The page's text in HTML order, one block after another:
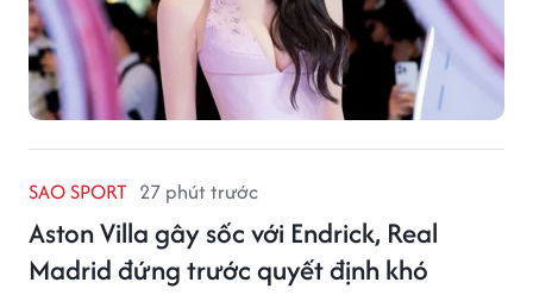
SAO SPORT 27 phút trước
Aston Villa gây sốc với Endrick, Real
Madrid đứng trước quyết định khó